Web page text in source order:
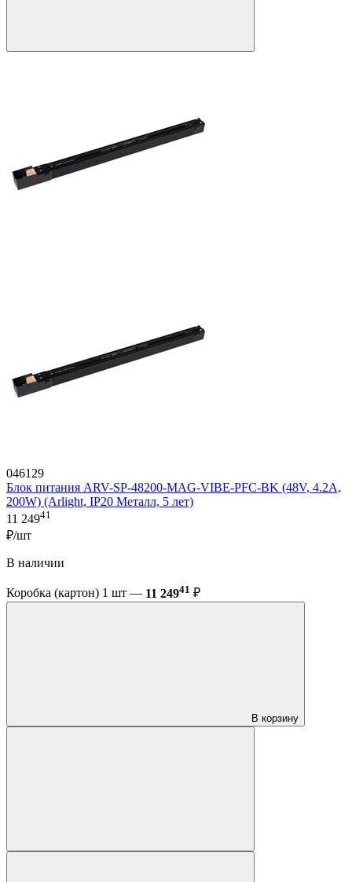
046129
Блок питания ARV-SP-48200-MAG-VIBE-PFC-BK (48V, 4.2A,
200W) (Arlight, IP20 Металл, 5 лет)
11 24941
₽/шт
В наличии
Коробка (картон) 1 шт — 11 24941 ₽
В корзину